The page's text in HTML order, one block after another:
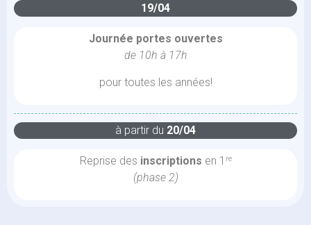
19/04
Journée portes ouvertes
de 10h à 17h
pour toutes les années!
à partir du 20/04
Reprise des inscriptions en 1 re
(phase 2)